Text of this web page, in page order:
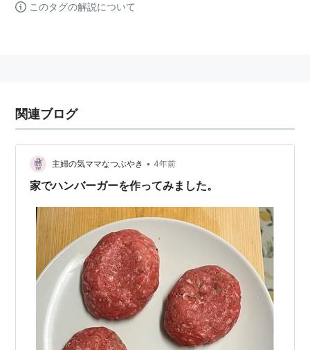
このタグの解説について
関連ブログ
主婦の気ママなつぶやき • 4年前
家でハンバーガーを作ってみました。